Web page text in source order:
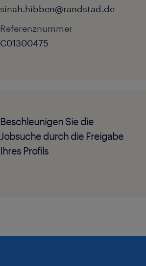
sinah.hibben@randstad.de
Referenznummer
C01300475
Beschleunigen Sie die
Jobsuche durch die Freigabe
Ihres Profils